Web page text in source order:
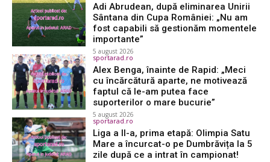
Adi Abrudean, după eliminarea Unirii
Sântana din Cupa României: „Nu am
fost capabili să gestionăm momentele
importante”
5 august 2026
sportarad.ro
Alex Benga, înainte de Rapid: „Meci
cu încărcătură aparte, ne motivează
faptul că le-am putea face
suporterilor o mare bucurie”
5 august 2026
sportarad.ro
Liga a II-a, prima etapă: Olimpia Satu
Mare a încurcat-o pe Dumbrăvița la 5
zile după ce a intrat în campionat!